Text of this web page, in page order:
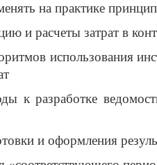
на практике
и расчеты затрат в
использования
к разработке
и оформления